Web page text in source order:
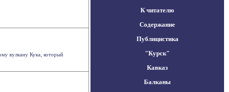
вулкану Кука, который
К читателю
Содержание
Публицистика
"Курск"
Кавказ
Балканы